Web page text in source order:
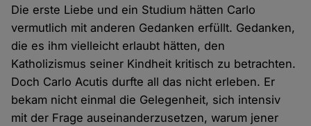
Die erste Liebe und ein Studium hätten Carlo
vermutlich mit anderen Gedanken erfüllt. Gedanken,
die es ihm vielleicht erlaubt hätten, den
Katholizismus seiner Kindheit kritisch zu betrachten.
Doch Carlo Acutis durfte all das nicht erleben. Er
bekam nicht einmal die Gelegenheit, sich intensiv
mit der Frage auseinanderzusetzen, warum jener